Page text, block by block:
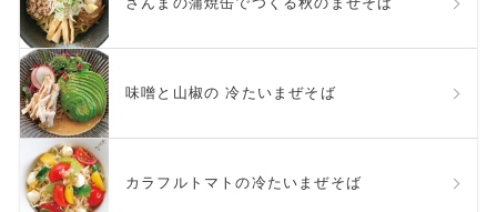
味噌と山椒の 冷たいまぜそば
カラフルトマトの冷たいまぜそば